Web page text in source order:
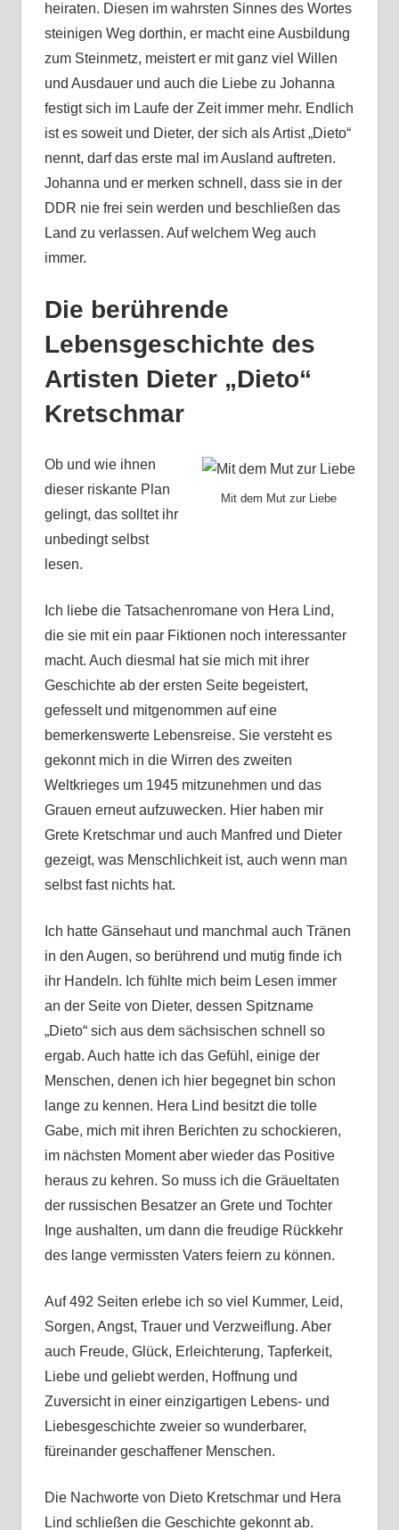
heiraten. Diesen im wahrsten Sinnes des Wortes
steinigen Weg dorthin, er macht eine Ausbildung
zum Steinmetz, meistert er mit ganz viel Willen
und Ausdauer und auch die Liebe zu Johanna
festigt sich im Laufe der Zeit immer mehr. Endlich
ist es soweit und Dieter, der sich als Artist „Dieto“
nennt, darf das erste mal im Ausland auftreten.
Johanna und er merken schnell, dass sie in der
DDR nie frei sein werden und beschließen das
Land zu verlassen. Auf welchem Weg auch
immer.
Die berührende
Lebensgeschichte des
Artisten Dieter „Dieto“
Kretschmar
Mit dem Mut zur Liebe
Ob und wie ihnen
dieser riskante Plan
gelingt, das solltet ihr
unbedingt selbst
lesen.
Ich liebe die Tatsachenromane von Hera Lind,
die sie mit ein paar Fiktionen noch interessanter
macht. Auch diesmal hat sie mich mit ihrer
Geschichte ab der ersten Seite begeistert,
gefesselt und mitgenommen auf eine
bemerkenswerte Lebensreise. Sie versteht es
gekonnt mich in die Wirren des zweiten
Weltkrieges um 1945 mitzunehmen und das
Grauen erneut aufzuwecken. Hier haben mir
Grete Kretschmar und auch Manfred und Dieter
gezeigt, was Menschlichkeit ist, auch wenn man
selbst fast nichts hat.
Ich hatte Gänsehaut und manchmal auch Tränen
in den Augen, so berührend und mutig finde ich
ihr Handeln. Ich fühlte mich beim Lesen immer
an der Seite von Dieter, dessen Spitzname
„Dieto“ sich aus dem sächsischen schnell so
ergab. Auch hatte ich das Gefühl, einige der
Menschen, denen ich hier begegnet bin schon
lange zu kennen. Hera Lind besitzt die tolle
Gabe, mich mit ihren Berichten zu schockieren,
im nächsten Moment aber wieder das Positive
heraus zu kehren. So muss ich die Gräueltaten
der russischen Besatzer an Grete und Tochter
Inge aushalten, um dann die freudige Rückkehr
des lange vermissten Vaters feiern zu können.
Auf 492 Seiten erlebe ich so viel Kummer, Leid,
Sorgen, Angst, Trauer und Verzweiflung. Aber
auch Freude, Glück, Erleichterung, Tapferkeit,
Liebe und geliebt werden, Hoffnung und
Zuversicht in einer einzigartigen Lebens- und
Liebesgeschichte zweier so wunderbarer,
füreinander geschaffener Menschen.
Die Nachworte von Dieto Kretschmar und Hera
Lind schließen die Geschichte gekonnt ab.